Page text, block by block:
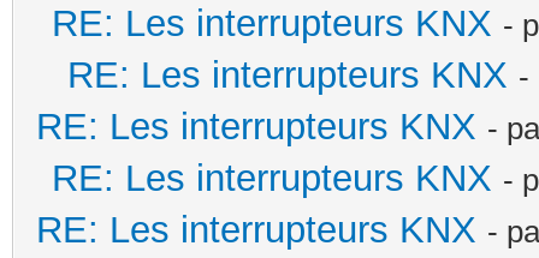
RE: Les interrupteurs KNX -
RE: Les interrupteurs KNX -
RE: Les interrupteurs KNX -
RE: Les interrupteurs KNX -
RE: Les interrupteurs KNX -